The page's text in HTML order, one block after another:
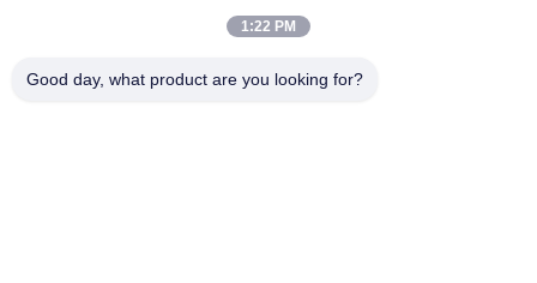
Pacifier Soother младенца силикона ABS BPA свободный
1:22 PM
Good day, what product are you looking for?